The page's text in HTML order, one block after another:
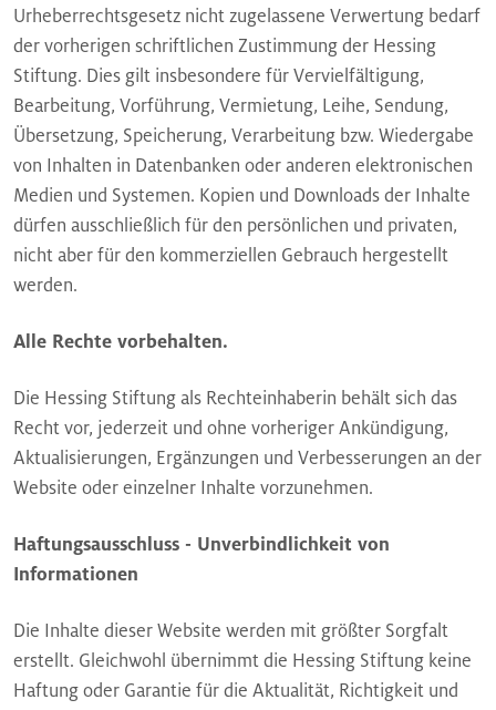
Urheberrechtsgesetz nicht zugelassene Verwertung bedarf
der vorherigen schriftlichen Zustimmung der Hessing
Stiftung. Dies gilt insbesondere für Vervielfältigung,
Bearbeitung, Vorführung, Vermietung, Leihe, Sendung,
Übersetzung, Speicherung, Verarbeitung bzw. Wiedergabe
von Inhalten in Datenbanken oder anderen elektronischen
Medien und Systemen. Kopien und Downloads der Inhalte
dürfen ausschließlich für den persönlichen und privaten,
nicht aber für den kommerziellen Gebrauch hergestellt
werden.
Alle Rechte vorbehalten.
Die Hessing Stiftung als Rechteinhaberin behält sich das
Recht vor, jederzeit und ohne vorheriger Ankündigung,
Aktualisierungen, Ergänzungen und Verbesserungen an der
Website oder einzelner Inhalte vorzunehmen.
Haftungsausschluss - Unverbindlichkeit von
Informationen
Die Inhalte dieser Website werden mit größter Sorgfalt
erstellt. Gleichwohl übernimmt die Hessing Stiftung keine
Haftung oder Garantie für die Aktualität, Richtigkeit und